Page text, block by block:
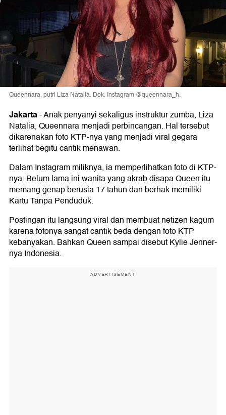
Queennara, putri Liza Natalia. Dok. Instagram @queennara_h.
Jakarta-Anak penyanyi sekaligus instruktur zumba, Liza
Natalia, Queennara menjadi perbincangan. Hal tersebut
dikarenakan foto KTP-nya yang menjadi viral gegara
terlihat begitu cantik menawan.
Dalam Instagram miliknya, ia memperlihatkan foto di KTP-
nya. Belum lama ini wanita yang akrab disapa Queen itu
memang genap berusia 17 tahun dan berhak memiliki
Kartu Tanpa Penduduk.
Postingan itu langsung viral dan membuat netizen kagum
karena fotonya sangat cantik beda dengan foto KTP
kebanyakan. Bahkan Queen sampai disebut Kylie Jenner-
nya Indonesia.
ADVERTISEMENT